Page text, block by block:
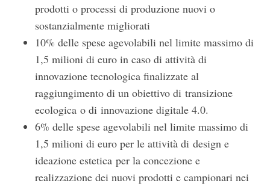
prodotti o processi di produzione nuovi o
sostanzialmente migliorati
10% delle spese agevolabili nel limite massimo di
1,5 milioni di euro in caso di attività di
innovazione tecnologica finalizzate al
raggiungimento di un obiettivo di transizione
ecologica o di innovazione digitale 4.0.
6% delle spese agevolabili nel limite massimo di
1,5 milioni di euro per le attività di design e
ideazione estetica per la concezione e
realizzazione dei nuovi prodotti e campionari nei